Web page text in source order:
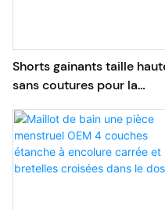
Shorts gainants taille
sans coutures pour la
(vente en gros)